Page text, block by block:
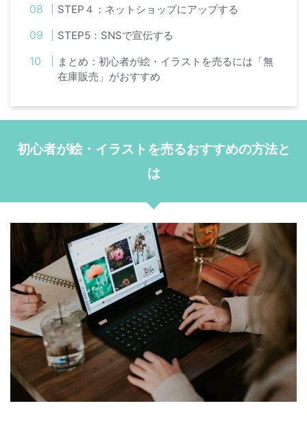
STEP４：ネットショップにアップする
STEP5：SNSで宣伝する
まとめ：初心者が絵・イラストを売るには「無
在庫販売」がおすすめ
初心者が絵・イラストを売るおすすめの方法と
は